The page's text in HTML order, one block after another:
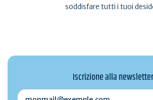
soddisfare tutti i tuoi
Iscrizione alla newsletter
monmail@exemple.com